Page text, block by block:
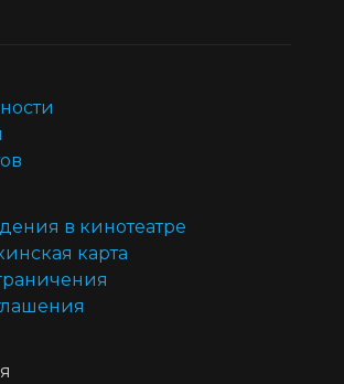
в кинотеатре
карта